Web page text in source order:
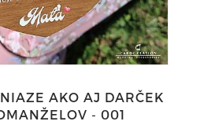
AKO AJ DARČEK
- 001